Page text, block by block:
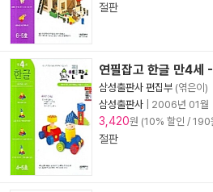
절판
연필잡고 한글 만4세
삼성출판사 편집부 (엮은이)
삼성출판사
2006년 01월
3,420원 (10% 할인 / 190
절판